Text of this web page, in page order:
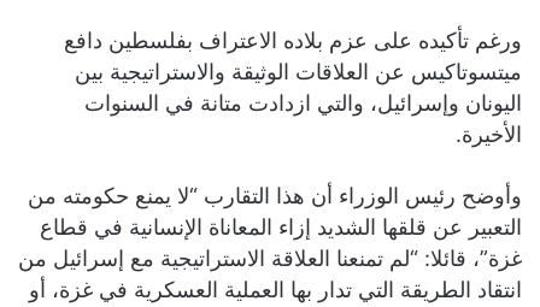
ورغم تأكيده على عزم بلاده الاعتراف بفلسطين دافع
ميتسوتاكيس عن العلاقات الوثيقة والاستراتيجية بين
اليونان وإسرائيل، والتي ازدادت متانة في السنوات
الأخيرة.
وأوضح رئيس الوزراء أن هذا التقارب “لا يمنع حكومته من
التعبير عن قلقها الشديد إزاء المعاناة الإنسانية في قطاع
غزة”، قائلا: “لم تمنعنا العلاقة الاستراتيجية مع إسرائيل من
انتقاد الطريقة التي تدار بها العملية العسكرية في غزة، أو